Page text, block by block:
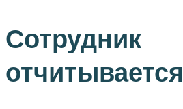
Сотрудник
отчитывается